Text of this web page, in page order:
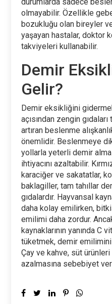
olmayabilir. Özellikle
bozukluğu olan bireyler
yaşayan hastalar, doktor
takviyeleri kullanabilir.
Demir
Gelir?
Demir eksikliğini
açısından zengin
artıran beslenme
önemlidir. Beslenmeye
yollarla yeterli demir
ihtiyacını azaltabilir.
karaciğer ve sakatatlar,
baklagiller, tam tahıllar
gıdalardır. Hayvansal
daha kolay emilirken,
emilimi daha zordur.
kaynaklarının yanında C
tüketmek, demir
Çay ve kahve, süt
azalmasına sebebiyet